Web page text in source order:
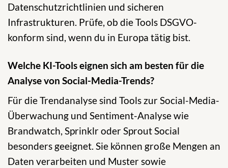
Datenschutzrichtlinien und sicheren
Infrastrukturen. Prüfe, ob die Tools DSGVO-
konform sind, wenn du in Europa tätig bist.
Welche KI-Tools eignen sich am besten für die
Analyse von Social-Media-Trends?
Für die Trendanalyse sind Tools zur Social-Media-
Überwachung und Sentiment-Analyse wie
Brandwatch, Sprinklr oder Sprout Social
besonders geeignet. Sie können große Mengen an
Daten verarbeiten und Muster sowie